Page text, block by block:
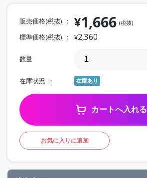
販売価格(税抜) ¥1,666 (税抜)
標準価格(税抜) ¥2,360
数量
在庫状況 在庫あり
カートへ入れる
お気に入りに追加